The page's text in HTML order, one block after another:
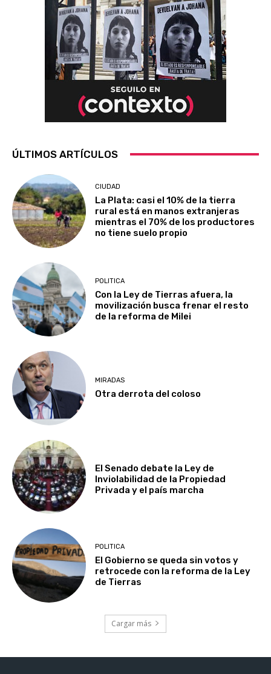
ÚLTIMOS ARTÍCULOS
CIUDAD
La Plata: casi el 10% de la tierra
rural está en manos extranjeras
mientras el 70% de los productores
no tiene suelo propio
POLITICA
Con la Ley de Tierras afuera, la
movilización busca frenar el resto
de la reforma de Milei
MIRADAS
Otra derrota del coloso
El Senado debate la Ley de
Inviolabilidad de la Propiedad
Privada y el país marcha
POLITICA
El Gobierno se queda sin votos y
retrocede con la reforma de la Ley
de Tierras
Cargar más